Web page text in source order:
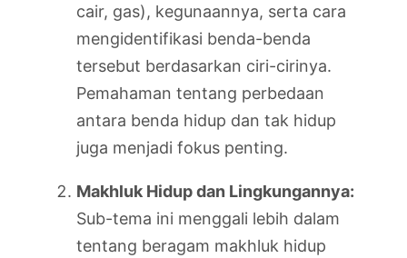
cair, gas), kegunaannya, serta cara
mengidentifikasi benda-benda
tersebut berdasarkan ciri-cirinya.
Pemahaman tentang perbedaan
antara benda hidup dan tak hidup
juga menjadi fokus penting.
Makhluk Hidup dan Lingkungannya:
Sub-tema ini menggali lebih dalam
tentang beragam makhluk hidup